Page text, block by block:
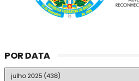
POR DATA